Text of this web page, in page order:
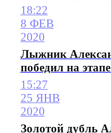
18:22
8 ФЕВ
2020
Лыжник
победил на
15:27
25 ЯНВ
2020
Золотой дубль